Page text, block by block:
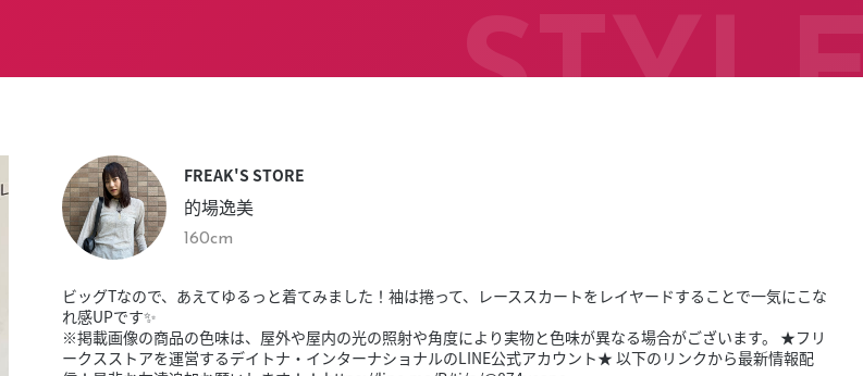
SNSアカウント一覧
LUCUAブライダルクラブ
スタッフ募集（長期で働きたい方）
スタッフ募集（スポットで働きたい
方）
ショップニュース
ルクアスタイル
FREAK'S STORE
的場逸美
160cm
ビッグTなので、あえてゆるっと着てみました！袖は捲って、レーススカートをレイヤードすることで一気にこな
れ感UPです✨
※掲載画像の商品の色味は、屋外や屋内の光の照射や角度により実物と色味が異なる場合がございます。 ★フリ
ークスストアを運営するデイトナ・インターナショナルのLINE公式アカウント★ 以下のリンクから最新情報配